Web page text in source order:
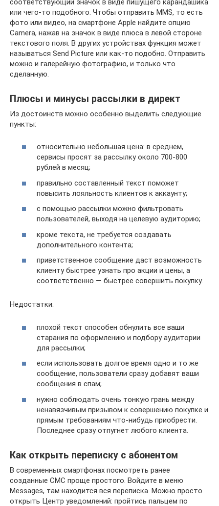
или чего-то подобного. Чтобы отправить MMS, то есть
фото или видео, на смартфоне Apple найдите опцию
Camera, нажав на значок в виде плюса в левой стороне
текстового поля. В других устройствах функция может
называться Send Picture или как-то подобно. Отправить
можно и галерейную фотографию, и только что
сделанную.
Плюсы и минусы рассылки в директ
Из достоинств можно особенно выделить следующие
пункты:
относительно небольшая цена: в среднем,
сервисы просят за рассылку около 700-800
рублей в месяц;
правильно составленный текст поможет
повысить лояльность клиентов к аккаунту;
с помощью рассылки можно фильтровать
пользователей, выходя на целевую аудиторию;
кроме текста, не требуется создавать
дополнительного контента;
приветственное сообщение даст возможность
клиенту быстрее узнать про акции и цены, а
соответственно — быстрее совершить покупку.
Недостатки:
плохой текст способен обнулить все ваши
старания по оформлению и подбору аудитории
для рассылки;
если использовать долгое время одно и то же
сообщение, пользователи сразу добавят ваши
сообщения в спам;
нужно соблюдать очень тонкую грань между
ненавязчивым призывом к совершению покупке и
прямым требованиям что-нибудь приобрести.
Последнее сразу отпугнет любого клиента.
Как открыть переписку с абонентом
В современных смартфонах посмотреть ранее
созданные СМС проще простого. Войдите в меню
Messages, там находится вся переписка. Можно просто
открыть Центр уведомлений: пройтись пальцем по